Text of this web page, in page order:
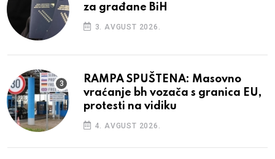
za građane BiH
3. AVGUST 2026.
RAMPA SPUŠTENA: Masovno
vraćanje bh vozača s granica EU,
protesti na vidiku
4. AVGUST 2026.